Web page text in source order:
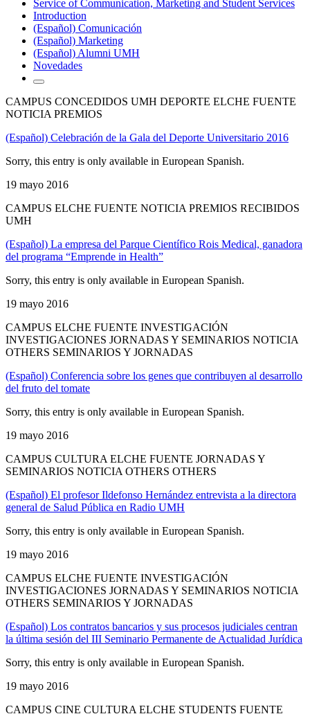
Service of Communication, Marketing and Student Services
Introduction
(Español) Comunicación
(Español) Marketing
(Español) Alumni UMH
Novedades
CAMPUS CONCEDIDOS UMH DEPORTE ELCHE FUENTE
NOTICIA PREMIOS
(Español) Celebración de la Gala del Deporte Universitario 2016
Sorry, this entry is only available in European Spanish.
19 mayo 2016
CAMPUS ELCHE FUENTE NOTICIA PREMIOS RECIBIDOS
UMH
(Español) La empresa del Parque Científico Rois Medical, ganadora
del programa “Emprende in Health”
Sorry, this entry is only available in European Spanish.
19 mayo 2016
CAMPUS ELCHE FUENTE INVESTIGACIÓN
INVESTIGACIONES JORNADAS Y SEMINARIOS NOTICIA
OTHERS SEMINARIOS Y JORNADAS
(Español) Conferencia sobre los genes que contribuyen al desarrollo
del fruto del tomate
Sorry, this entry is only available in European Spanish.
19 mayo 2016
CAMPUS CULTURA ELCHE FUENTE JORNADAS Y
SEMINARIOS NOTICIA OTHERS OTHERS
(Español) El profesor Ildefonso Hernández entrevista a la directora
general de Salud Pública en Radio UMH
Sorry, this entry is only available in European Spanish.
19 mayo 2016
CAMPUS ELCHE FUENTE INVESTIGACIÓN
INVESTIGACIONES JORNADAS Y SEMINARIOS NOTICIA
OTHERS SEMINARIOS Y JORNADAS
(Español) Los contratos bancarios y sus procesos judiciales centran
la última sesión del III Seminario Permanente de Actualidad Jurídica
Sorry, this entry is only available in European Spanish.
19 mayo 2016
CAMPUS CINE CULTURA ELCHE STUDENTS FUENTE